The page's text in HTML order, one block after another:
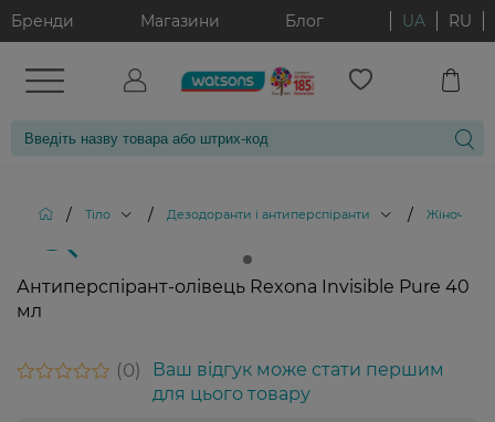
Бренди Магазини Блог UA RU
/ Тіло / Дезодоранти і антиперспіранти / Жіночі
Антиперспірант-олівець Rexona Invisible Pure 40
мл
0
Ваш відгук може стати першим
для цього товару